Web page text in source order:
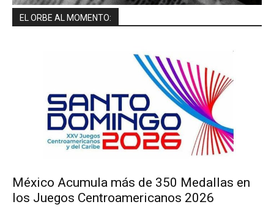
EL ORBE AL MOMENTO:
México Acumula más de 350 Medallas en
los Juegos Centroamericanos 2026